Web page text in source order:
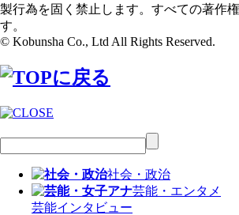
製行為を固く禁止します。すべての著作
す。
© Kobunsha Co., Ltd All Rights Reserved.
社会・政治
芸能・エンタメ
芸能インタビュー